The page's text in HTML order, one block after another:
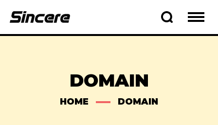
DOMAIN
HOME DOMAIN